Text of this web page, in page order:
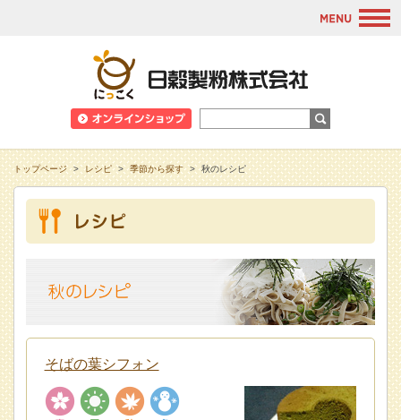
トップページ > レシピ > 季節から探す > 秋のレシピ
そばの葉シフォン